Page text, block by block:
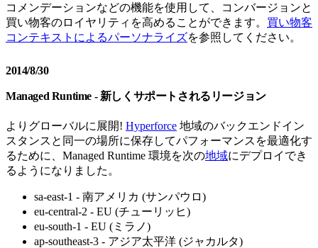
コメンデーションなどの機能を使用して、コンバージョンと
買い物客のロイヤリティを高めることができます。 買い物客
コンテキストによるパーソナライズを参照してください。
2014/8/30
Managed Runtime - 新しくサポートされるリージョン
よりグローバルに展開! Hyperforce 地域のバックエンドイン
スタンスと同一の場所に保存してパフォーマンスを最適化す
るために、Managed Runtime 環境を次の地域にデプロイでき
るようになりました。
sa-east-1 - 南アメリカ (サンパウロ)
eu-central-2 - EU (チューリッヒ)
eu-south-1 - EU (ミラノ)
ap-southeast-3 - アジア太平洋 (ジャカルタ)